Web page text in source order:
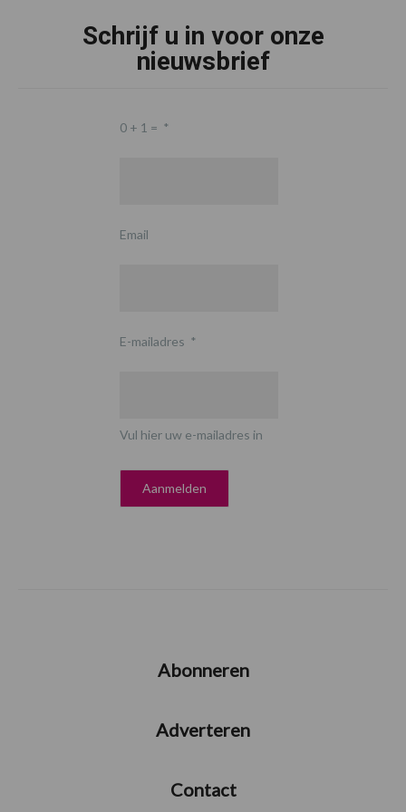
Schrijf u in voor onze
nieuwsbrief
0 + 1 = *
Email
E-mailadres *
Vul hier uw e-mailadres in
Abonneren
Adverteren
Contact